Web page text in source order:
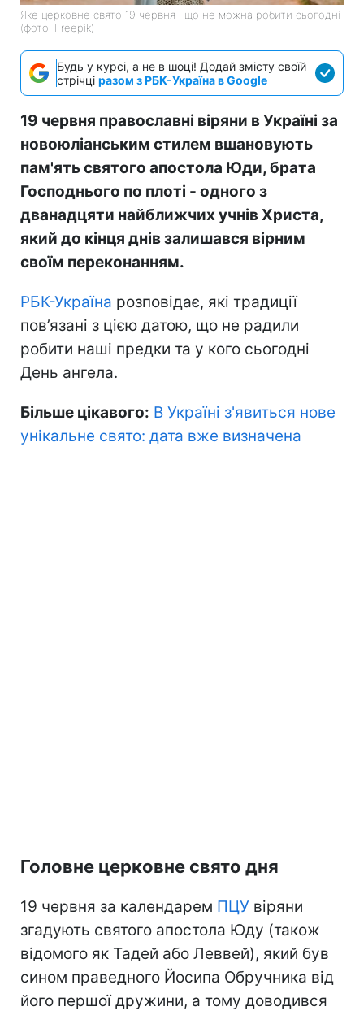
Яке церковне свято 19 червня і що не можна робити сьогодні
(фото: Freepik)
Будь у курсі, а не в шоці! Додай змісту своїй
стрічці разом з РБК-Україна в Google
19 червня православні віряни в Україні за
новоюліанським стилем вшановують
пам'ять святого апостола Юди, брата
Господнього по плоті - одного з
дванадцяти найближчих учнів Христа,
який до кінця днів залишався вірним
своїм переконанням.
РБК-Україна розповідає, які традиції
пов’язані з цією датою, що не радили
робити наші предки та у кого сьогодні
День ангела.
Більше цікавого: В Україні з'явиться нове
унікальне свято: дата вже визначена
Головне церковне свято дня
19 червня за календарем ПЦУ віряни
згадують святого апостола Юду (також
відомого як Тадей або Леввей), який був
сином праведного Йосипа Обручника від
його першої дружини, а тому доводився